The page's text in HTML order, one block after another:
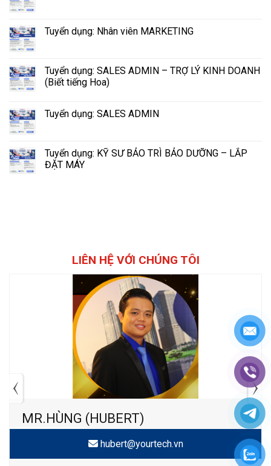
Tuyển dụng: Nhân viên MARKETING
Tuyển dụng: SALES ADMIN – TRỢ LÝ KINH DOANH
(Biết tiếng Hoa)
Tuyển dụng: SALES ADMIN
Tuyển dụng: KỸ SƯ BẢO TRÌ BẢO DƯỠNG – LẮP
ĐẶT MÁY
LIÊN HỆ VỚI CHÚNG TÔI
MR.HÙNG (HUBERT)
hubert@yourtech.vn